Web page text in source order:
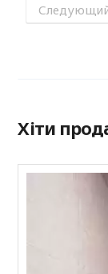
Хіти